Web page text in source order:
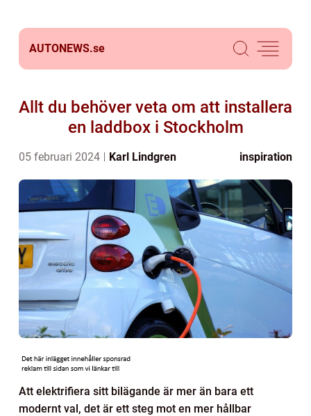
AUTONEWS.se
Allt du behöver veta om att installera
en laddbox i Stockholm
05 februari 2024 Karl Lindgren inspiration
Att elektrifiera sitt bilägande är mer än bara ett
modernt val, det är ett steg mot en mer hållbar